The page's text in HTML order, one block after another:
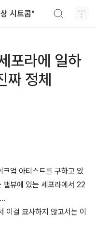
시트콤"
포라에 일하
짜 정체
업 아티스트를 구하고 있
밸뷰에 있는 세포라에서 22
이걸 묘사하지 않고서는 이